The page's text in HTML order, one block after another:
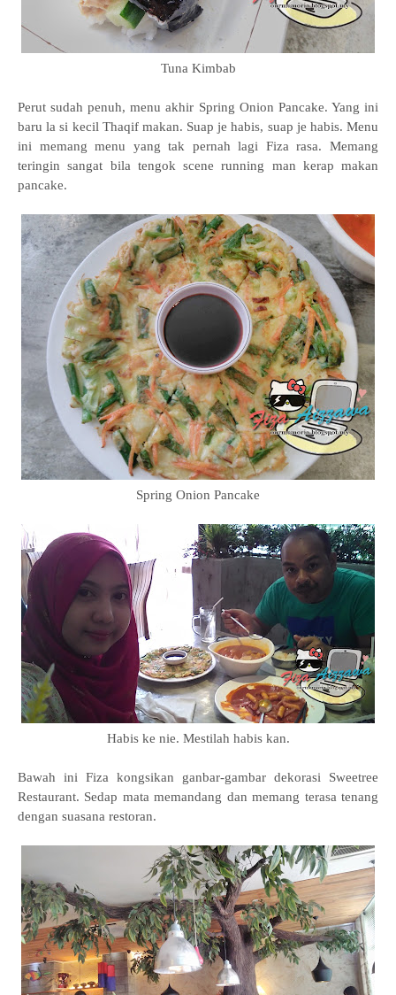
Tuna Kimbab
Perut sudah penuh, menu akhir Spring Onion Pancake. Yang ini
baru la si kecil Thaqif makan. Suap je habis, suap je habis. Menu
ini memang menu yang tak pernah lagi Fiza rasa. Memang
teringin sangat bila tengok scene running man kerap makan
pancake.
Spring Onion Pancake
Habis ke nie. Mestilah habis kan.
Bawah ini Fiza kongsikan ganbar-gambar dekorasi Sweetree
Restaurant. Sedap mata memandang dan memang terasa tenang
dengan suasana restoran.